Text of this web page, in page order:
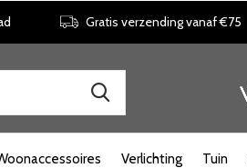
Verlichting Tuin
Gratis verzending vanaf €75